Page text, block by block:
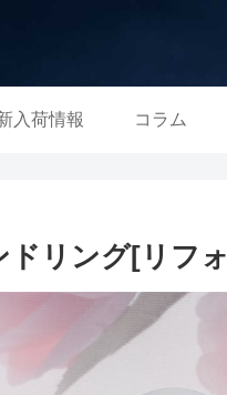
入荷情報 コラム
リング[リフ